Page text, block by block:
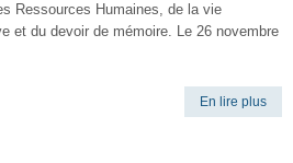
Ressources Humaines, de la vie
et du devoir de mémoire. Le 26 novembre
En lire plus